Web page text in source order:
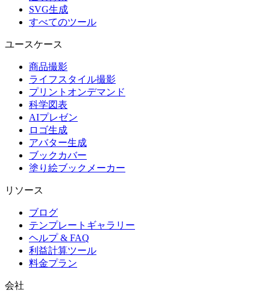
SVG生成
すべてのツール
ユースケース
商品撮影
ライフスタイル撮影
プリントオンデマンド
科学図表
AIプレゼン
ロゴ生成
アバター生成
ブックカバー
塗り絵ブックメーカー
リソース
ブログ
テンプレートギャラリー
ヘルプ & FAQ
利益計算ツール
料金プラン
会社